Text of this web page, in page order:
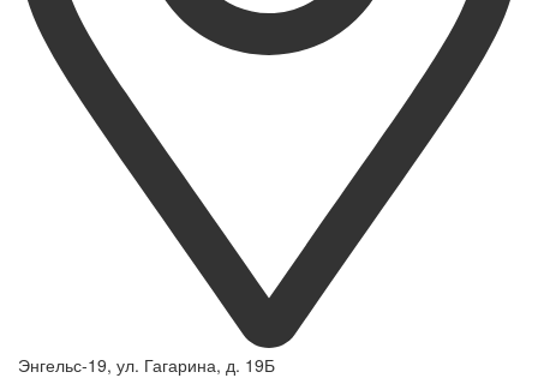
Энгельс-19, ул. Гагарина, д. 19Б